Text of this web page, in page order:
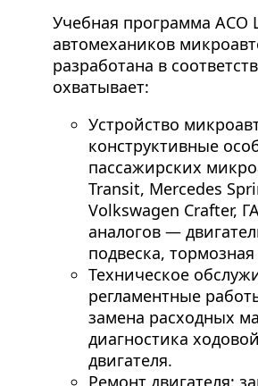
Учебная программа АСО
автомехаников
разработана в
охватывает:
Устройство
конструктивные
пассажирских
Transit, Mercedes
Volkswagen Crafter,
аналогов —
подвеска,
Техническое
регламентные
замена расходных
диагностика
двигателя.